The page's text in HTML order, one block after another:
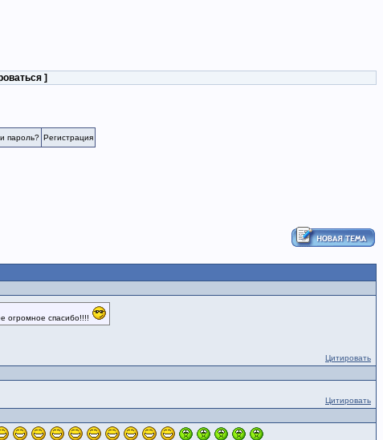
]
пароль? Регистрация
огромное спасибо!!!!
Цитировать
Цитировать